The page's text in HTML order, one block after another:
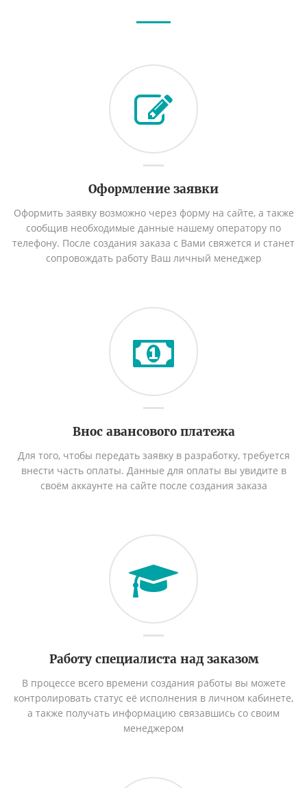
Оформление заявки
Оформить заявку возможно через форму на сайте, а также
сообщив необходимые данные нашему оператору по
телефону. После создания заказа с Вами свяжется и станет
сопровождать работу Ваш личный менеджер
Внос авансового платежа
Для того, чтобы передать заявку в разработку, требуется
внести часть оплаты. Данные для оплаты вы увидите в
своём аккаунте на сайте после создания заказа
Работу специалиста над заказом
В процессе всего времени создания работы вы можете
контролировать статус её исполнения в личном кабинете,
а также получать информацию связавшись со своим
менеджером